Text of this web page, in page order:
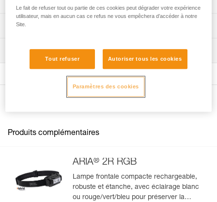
horizontale) peuvent s'adapter à tous les supports
compatibles (par exemple, gilet, sac).
Spécifications référence(s)
Garantie : 3 ans
Conditionnement : 1
Informations techniques
Télécharger le pdf technical-notice-MOLLE-ADAPT-1
Voir tous les contenus techniques
Inspection
Gérer et inspecter facilement votre EPI
Produits complémentaires
ARIA® 2R RGB
Lampe frontale compacte rechargeable,
robuste et étanche, avec éclairage blanc
ou rouge/vert/bleu pour préserver la
Le fait de refuser tout ou partie de ces cookies peut dégrader votre expérience
utilisateur, mais en aucun cas ce refus ne vous empêchera d’accéder à notre
Site.
Tout refuser Autoriser tous les cookies
Paramètres des cookies